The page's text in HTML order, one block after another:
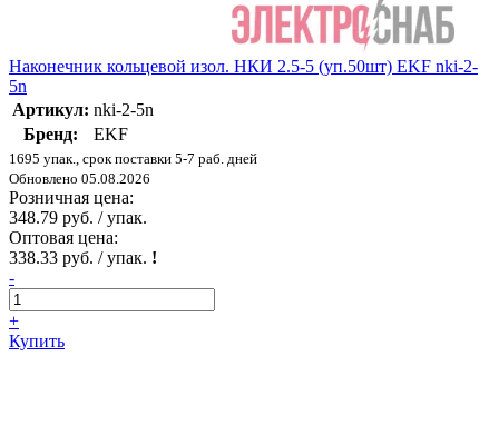
Наконечник кольцевой изол. НКИ 2.5-5 (уп.50шт) EKF nki-2-
5n
Артикул: nki-2-5n
Бренд:
EKF
1695 упак., срок поставки 5-7 раб. дней
Обновлено 05.08.2026
Розничная цена:
348.79 руб. / упак.
Оптовая цена:
338.33 руб. / упак. !
-
+
Купить